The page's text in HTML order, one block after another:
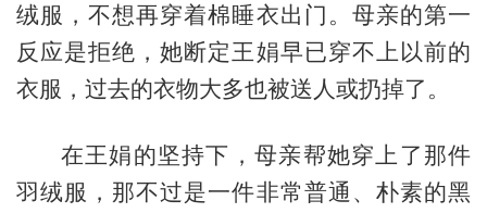
绒服，不想再穿着棉睡衣出门。母亲的第一
反应是拒绝，她断定王娟早已穿不上以前的
衣服，过去的衣物大多也被送人或扔掉了。
在王娟的坚持下，母亲帮她穿上了那件
羽绒服，那不过是一件非常普通、朴素的黑